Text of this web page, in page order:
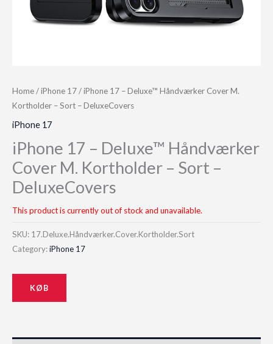
Home/iPhone 17/ iPhone 17 – Deluxe™ Håndværker Cover M.
Kortholder – Sort – DeluxeCovers
iPhone 17
iPhone 17 – Deluxe™ Håndværker
Cover M. Kortholder – Sort –
DeluxeCovers
This product is currently out of stock and unavailable.
SKU: 17.Deluxe.Håndværker.Cover.Kortholder.Sort
Category:iPhone 17
KØB